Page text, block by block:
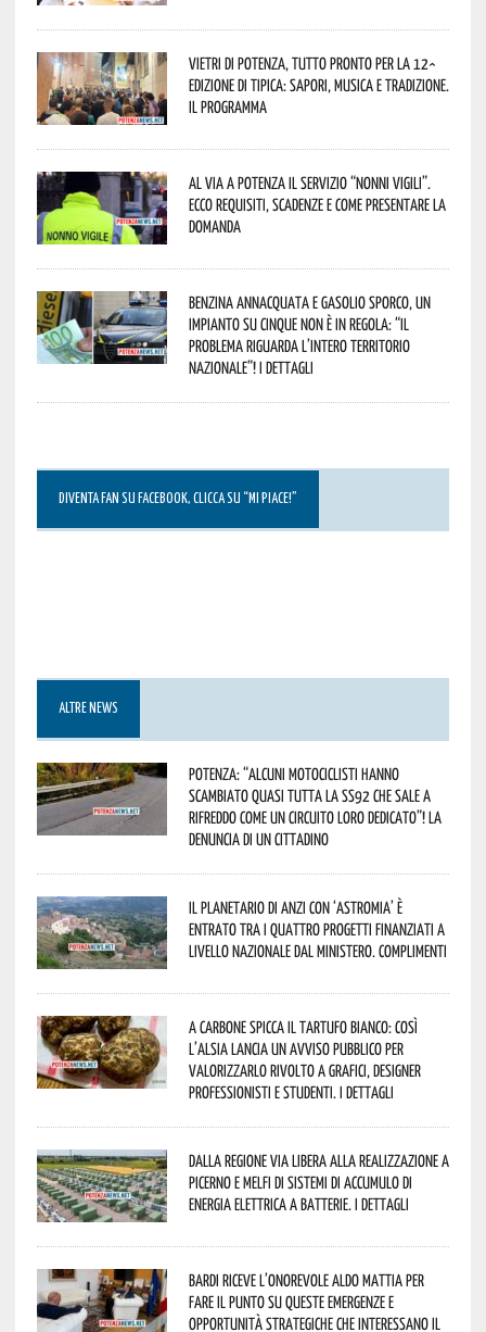
Vietri di Potenza, tutto pronto per la 12^
Edizione di Tipica: sapori, musica e tradizione.
Il programma
Al via a Potenza il servizio “Nonni Vigili”.
Ecco requisiti, scadenze e come presentare la
domanda
Benzina annacquata e gasolio sporco, un
impianto su cinque non è in regola: “il
problema riguarda l’intero territorio
Nazionale”! I dettagli
DIVENTA FAN SU FACEBOOK, CLICCA SU “MI PIACE!”
ALTRE NEWS
Potenza: “alcuni motociclisti hanno
scambiato quasi tutta la SS92 che sale a
Rifreddo come un circuito loro dedicato”! La
denuncia di un cittadino
Il Planetario di Anzi con ‘Astromia’ è
entrato tra i quattro progetti finanziati a
livello nazionale dal Ministero. Complimenti
A Carbone spicca il tartufo bianco: così
l’Alsia lancia un avviso pubblico per
valorizzarlo rivolto a grafici, designer
professionisti e studenti. I dettagli
Dalla Regione via libera alla realizzazione a
Picerno e Melfi di sistemi di accumulo di
energia elettrica a batterie. I dettagli
Bardi riceve l’onorevole Aldo Mattia per
fare il punto su queste emergenze e
opportunità strategiche che interessano il